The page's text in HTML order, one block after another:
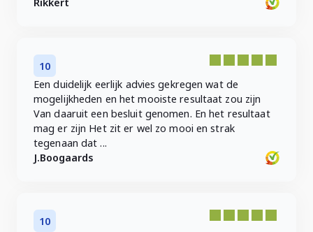
10
Een duidelijk eerlijk advies gekregen wat de
mogelijkheden en het mooiste resultaat zou zijn
Van daaruit een besluit genomen. En het resultaat
mag er zijn Het zit er wel zo mooi en strak
tegenaan dat ...
J.Boogaards
10